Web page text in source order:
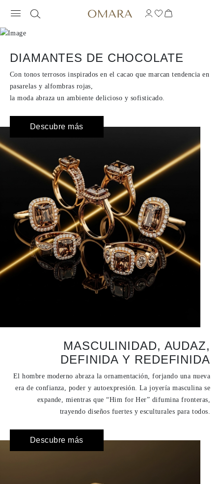
OMARA
PRONÓSTICO DE TENDENCIAS
2026
DIAMANTES DE CHOCOLATE
Con tonos terrosos inspirados en el cacao que marcan tendencia en
pasarelas y alfombras rojas,
la moda abraza un ambiente delicioso y sofisticado.
Descubre más
MASCULINIDAD, AUDAZ,
DEFINIDA Y REDEFINIDA
El hombre moderno abraza la ornamentación, forjando una nueva
era de confianza, poder y autoexpresión. La joyería masculina se
expande, mientras que “Him for Her” difumina fronteras,
trayendo diseños fuertes y esculturales para todos.
Descubre más